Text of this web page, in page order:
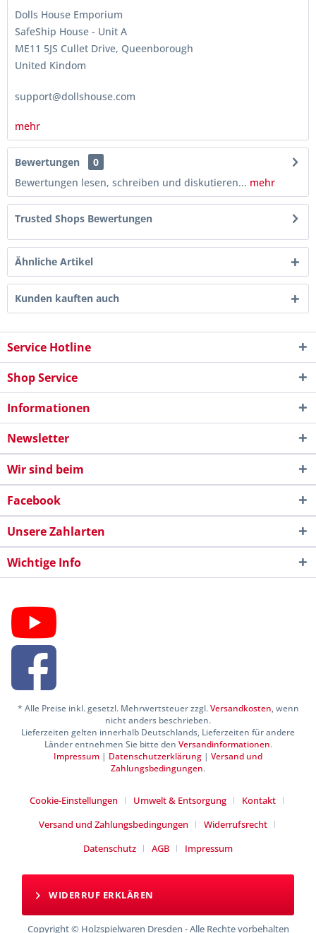
Dolls House Emporium
SafeShip House - Unit A
ME11 5JS Cullet Drive, Queenborough
United Kindom
support@dollshouse.com
mehr
Bewertungen
0
Bewertungen lesen, schreiben und diskutieren... mehr
Trusted Shops Bewertungen
Ähnliche Artikel
Kunden kauften auch
Service Hotline
Shop Service
Informationen
Newsletter
Wir sind beim
Facebook
Unsere Zahlarten
Wichtige Info
* Alle Preise inkl. gesetzl. Mehrwertsteuer zzgl.Versandkosten, wenn
nicht anders beschrieben.
Lieferzeiten gelten innerhalb Deutschlands, Lieferzeiten für andere
Länder entnehmen Sie bitte den Versandinformationen.
Impressum | Datenschutzerklärung | Versand und
Zahlungsbedingungen.
Cookie-Einstellungen Umwelt & Entsorgung
Kontakt
Versand und Zahlungsbedingungen
Widerrufsrecht
Datenschutz
AGB Impressum
WIDERRUF ERKLÄREN
Copyright © Holzspielwaren Dresden - Alle Rechte vorbehalten